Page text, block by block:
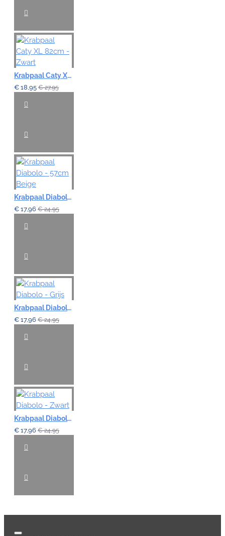
Krabpaal Caty XL 82cm - Zwart
€ 18,95 € 27,95
Krabpaal Diabolo - 57cm Beige
€ 17,96 € 24,95
Krabpaal Diabolo - Grijs
€ 17,96 € 24,95
Krabpaal Diabolo - Zwart
€ 17,96 € 24,95